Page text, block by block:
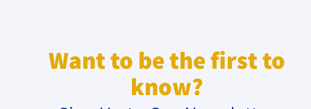
Want to be the first to
know?